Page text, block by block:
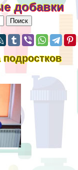
добавки